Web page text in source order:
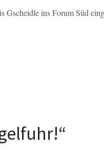
Gscheidle ins Forum Süd